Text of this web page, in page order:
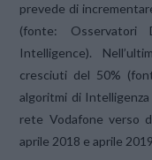
prevede di
(fonte: Osservatori
Intelligence).
cresciuti del 50%
algoritmi di
rete Vodafone verso
aprile 2018 e aprile